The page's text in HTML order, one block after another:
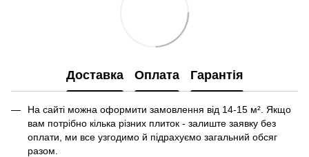
Доставка Оплата Гарантія
На сайті можна оформити замовлення від 14-15 м². Якщо
вам потрібно кілька різних плиток - залиште заявку без
оплати, ми все узгодимо й підрахуємо загальний обсяг
разом.